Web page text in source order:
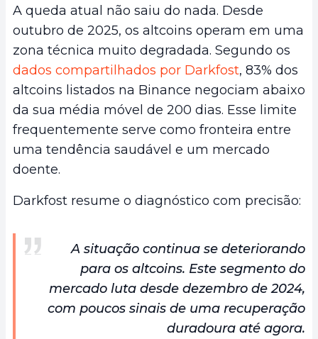
A queda atual não saiu do nada. Desde
outubro de 2025, os altcoins operam em uma
zona técnica muito degradada. Segundo os
dados compartilhados por Darkfost, 83% dos
altcoins listados na Binance negociam abaixo
da sua média móvel de 200 dias. Esse limite
frequentemente serve como fronteira entre
uma tendência saudável e um mercado
doente.
Darkfost resume o diagnóstico com precisão:
A situação continua se deteriorando
para os altcoins. Este segmento do
mercado luta desde dezembro de 2024,
com poucos sinais de uma recuperação
duradoura até agora.